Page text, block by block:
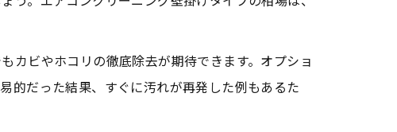
カビやホコリの徹底除去が期待できます。オプショ
的だった結果、すぐに汚れが再発した例もあるた